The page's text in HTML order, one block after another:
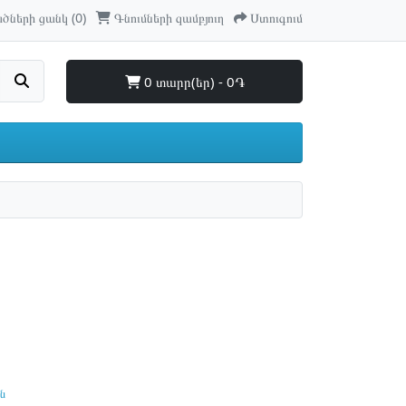
ցանկ (0) Գնումների զամբյուղ Ստուգում
0 տարր(եր) - 0֏